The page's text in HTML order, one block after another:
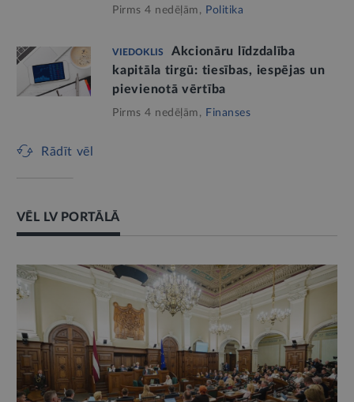
Pirms 4 nedēļām, Politika
VIEDOKLIS
Akcionāru līdzdalība
kapitāla tirgū: tiesības, iespējas un
pievienotā vērtība
Pirms 4 nedēļām, Finanses
Rādīt vēl
VĒL LV PORTĀLĀ